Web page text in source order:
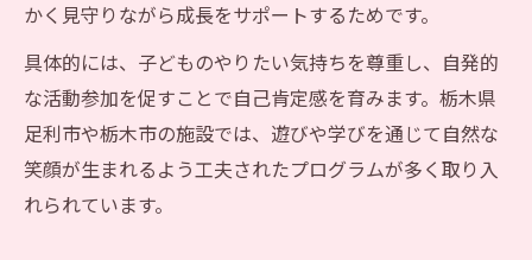
かく見守りながら成長をサポートするためです。
具体的には、子どものやりたい気持ちを尊重し、自発的
な活動参加を促すことで自己肯定感を育みます。栃木県
足利市や栃木市の施設では、遊びや学びを通じて自然な
笑顔が生まれるよう工夫されたプログラムが多く取り入
れられています。